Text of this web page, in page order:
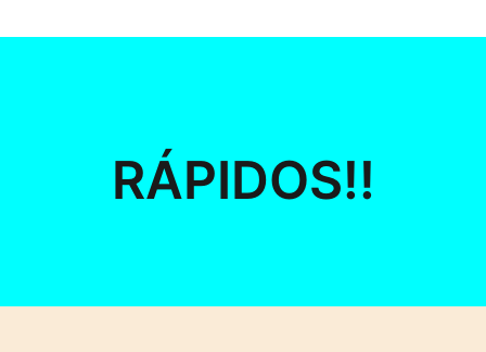
RÁPIDOS!!